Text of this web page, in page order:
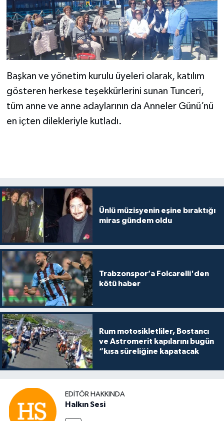
Başkan ve yönetim kurulu üyeleri olarak, katılım
gösteren herkese teşekkürlerini sunan Tunceri,
tüm anne ve anne adaylarının da Anneler Günü’nü
en içten dilekleriyle kutladı.
Ünlü müzisyenin eşine bıraktığı
miras gündem oldu
Trabzonspor’a Folcarelli'den
kötü haber
Rum motosikletliler, Bostancı
ve Astromerit kapılarını bugün
“kısa süreliğine kapatacak
EDITÖR HAKKINDA
Halkın Sesi